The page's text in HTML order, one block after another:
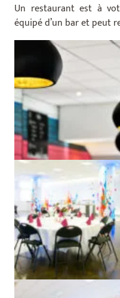
Un restaurant est à
équipé d’un bar et peut